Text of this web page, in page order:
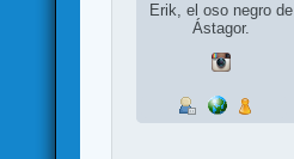
Erik, el oso negro de
Ástagor.